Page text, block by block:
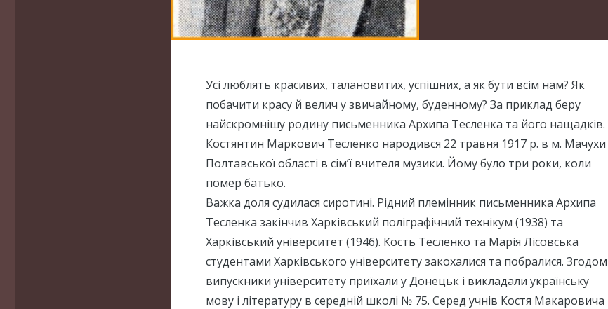
Усі люблять красивих, талановитих, успішних, а як бути всім нам? Як
побачити красу й велич у звичайному, буденному? За приклад беру
найскромнішу родину письменника Архипа Тесленка та його нащадків.
Костянтин Маркович Тесленко народився 22 травня 1917 р. в м. Мачухи
Полтавської області в сім’ї вчителя музики. Йому було три роки, коли
помер батько.
Важка доля судилася сиротині. Рідний племінник письменника Архипа
Тесленка закінчив Харківський поліграфічний технікум (1938) та
Харківський університет (1946). Кость Тесленко та Марія Лісовська
студентами Харківського університету закохалися та побралися. Згодом
випускники університету приїхали у Донецьк і викладали українську
мову і літературу в середній школі № 75. Серед учнів Костя Макаровича